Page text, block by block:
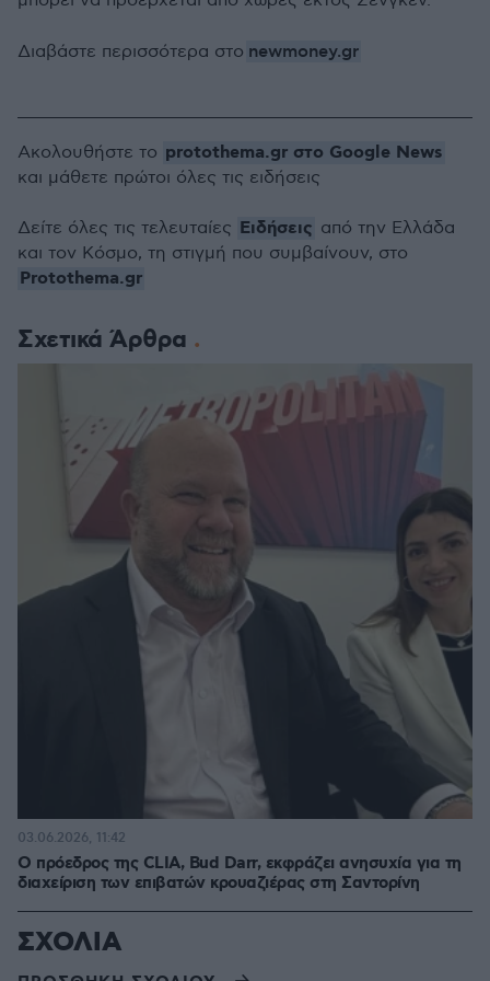
Διαβάστε περισσότερα στο newmoney.gr
Σχετικά Άρθρα
Ο πρόεδρος της CLIA, Bud Darr, εκφράζει ανησυχία για τη
διαχείριση των επιβατών κρουαζιέρας στη Σαντορίνη
03.06.2026, 11:42
Ακολουθήστε το protothema.gr στο Google News
και μάθετε πρώτοι όλες τις ειδήσεις
Δείτε όλες τις τελευταίες Ειδήσεις από την Ελλάδα
και τον Κόσμο, τη στιγμή που συμβαίνουν, στο
Protothema.gr
ΣΧΟΛΙΑ